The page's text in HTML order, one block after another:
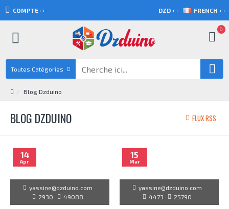
COMPTE DZD FRENCH
0
Toutes Catégories
Blog Dzduino
BLOG DZDUINO FLUX RSS
14
Apr
yassine@dzduino.com
2930
49088
15
Mar
yassine@dzduino.com
4473
25790